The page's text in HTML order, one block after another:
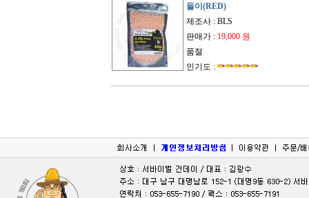
들이(RED)
제조사 : BLS
판매가 : 19,000 원
품절
인기도 :